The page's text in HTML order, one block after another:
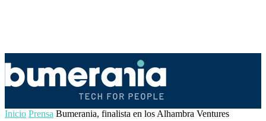
Inicio Prensa Bumerania, finalista en los Alhambra Ventures